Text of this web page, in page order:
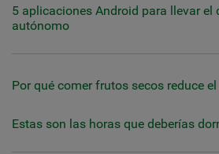
5 aplicaciones Android para llevar el
autónomo
Por qué comer frutos secos reduce
Estas son las horas que deberías